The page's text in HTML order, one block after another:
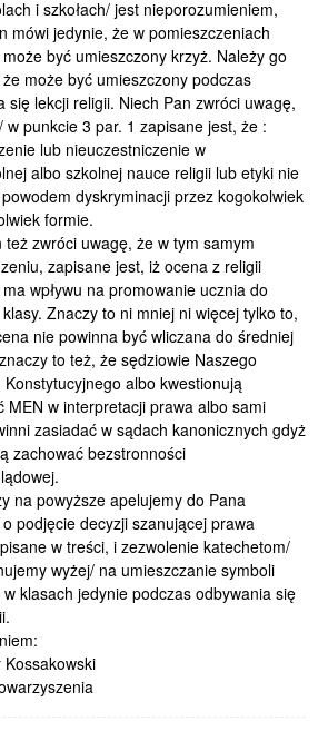
i szkołach/ jest nieporozumieniem,
mówi jedynie, że w pomieszczeniach
być umieszczony krzyż. Należy go
może być umieszczony podczas
się lekcji religii. Niech Pan zwróci uwagę,
w punkcie 3 par. 1 zapisane jest, że :
lub nieuczestniczenie w
albo szkolnej nauce religii lub etyki nie
dyskryminacji przez kogokolwiek
formie.
też zwróci uwagę, że w tym samym
zapisane jest, iż ocena z religii
wpływu na promowanie ucznia do
Znaczy to ni mniej ni więcej tylko to,
nie powinna być wliczana do średniej
to też, że sędziowie Naszego
Konstytucyjnego albo kwestionują
MEN w interpretacji prawa albo sami
zasiadać w sądach kanonicznych gdyż
zachować bezstronności
na powyższe apelujemy do Pana
podjęcie decyzji szanującej prawa
w treści, i zezwolenie katechetom/
wyżej/ na umieszczanie symboli
w klasach jedynie podczas odbywania się
Kossakowski